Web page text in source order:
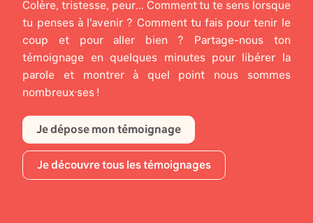
Colère, tristesse, peur... Comment tu te sens lorsque
tu penses à l’avenir ? Comment tu fais pour tenir le
coup et pour aller bien ? Partage-nous ton
témoignage en quelques minutes pour libérer la
parole et montrer à quel point nous sommes
nombreux·ses !
Je dépose mon témoignage
Je découvre tous les témoignages